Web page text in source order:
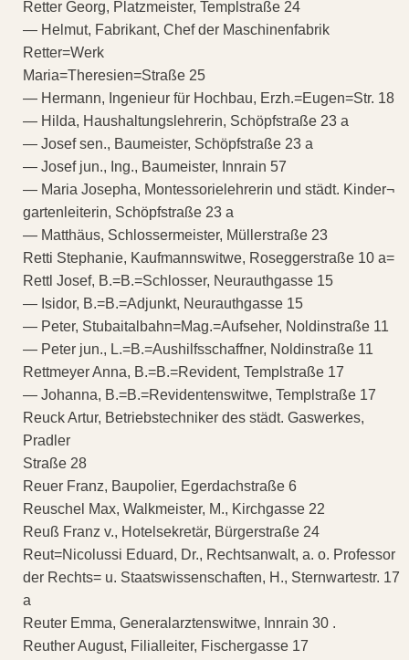
Retter Georg, Platzmeister, Templstraße 24
— Helmut, Fabrikant, Chef der Maschinenfabrik
Retter=Werk
Maria=Theresien=Straße 25
— Hermann, Ingenieur für Hochbau, Erzh.=Eugen=Str. 18
— Hilda, Haushaltungslehrerin, Schöpfstraße 23 a
— Josef sen., Baumeister, Schöpfstraße 23 a
— Josef jun., Ing., Baumeister, Innrain 57
— Maria Josepha, Montessorielehrerin und städt. Kinder¬
gartenleiterin, Schöpfstraße 23 a
— Matthäus, Schlossermeister, Müllerstraße 23
Retti Stephanie, Kaufmannswitwe, Roseggerstraße 10 a=
Rettl Josef, B.=B.=Schlosser, Neurauthgasse 15
— Isidor, B.=B.=Adjunkt, Neurauthgasse 15
— Peter, Stubaitalbahn=Mag.=Aufseher, Noldinstraße 11
— Peter jun., L.=B.=Aushilfsschaffner, Noldinstraße 11
Rettmeyer Anna, B.=B.=Revident, Templstraße 17
— Johanna, B.=B.=Revidentenswitwe, Templstraße 17
Reuck Artur, Betriebstechniker des städt. Gaswerkes,
Pradler
Straße 28
Reuer Franz, Baupolier, Egerdachstraße 6
Reuschel Max, Walkmeister, M., Kirchgasse 22
Reuß Franz v., Hotelsekretär, Bürgerstraße 24
Reut=Nicolussi Eduard, Dr., Rechtsanwalt, a. o. Professor
der Rechts= u. Staatswissenschaften, H., Sternwartestr. 17
a
Reuter Emma, Generalarztenswitwe, Innrain 30 .
Reuther August, Filialleiter, Fischergasse 17